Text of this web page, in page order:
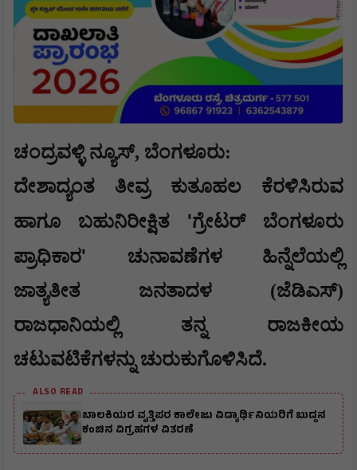
ಚಂದ್ರವಳ್ಳಿ ನ್ಯೂಸ್, ​ಬೆಂಗಳೂರು:
ದೇಶಾದ್ಯಂತ ತೀವ್ರ ಕುತೂಹಲ ಕೆರಳಿಸಿರುವ
ಹಾಗೂ ಬಹುನಿರೀಕ್ಷಿತ 'ಗ್ರೇಟರ್ ಬೆಂಗಳೂರು
ಪ್ರಾಧಿಕಾರ' ಚುನಾವಣೆಗಳ ಹಿನ್ನೆಲೆಯಲ್ಲಿ
ಜಾತ್ಯತೀತ ಜನತಾದಳ (ಜೆಡಿಎಸ್)
ರಾಜಧಾನಿಯಲ್ಲಿ ತನ್ನ ರಾಜಕೀಯ
ಚಟುವಟಿಕೆಗಳನ್ನು ಚುರುಕುಗೊಳಿಸಿದೆ.
ALSO READ
ಬಾಲಕಿಯರ ವೃತ್ತಿಪರ ಕಾಲೇಜು ವಿದ್ಯಾರ್ಥಿನಿಯರಿಗೆ ಬುದ್ದನ
ಕಂಚಿನ ವಿಗ್ರಹಗಳ ವಿತರಣೆ